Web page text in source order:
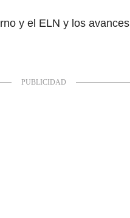
y el ELN y los avances